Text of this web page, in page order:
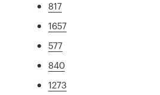
817
1657
577
840
1273